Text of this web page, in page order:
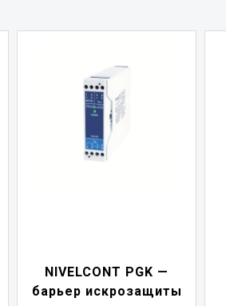
NIVELCONT PGK —
барьер искрозащиты